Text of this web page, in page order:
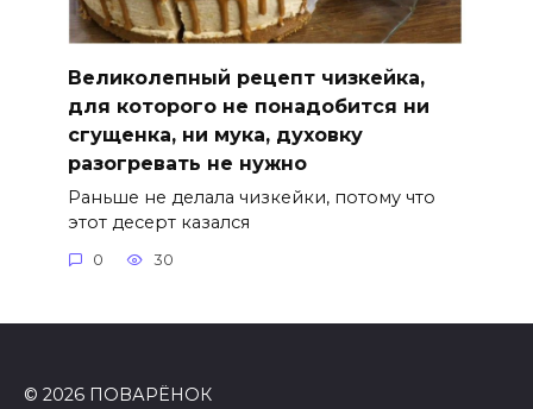
Великолепный рецепт чизкейка,
для которого не понадобится ни
сгущенка, ни мука, духовку
разогревать не нужно
Раньше не делала чизкейки, потому что
этот десерт казался
0 30
© 2026 ПОВАРЁНОК